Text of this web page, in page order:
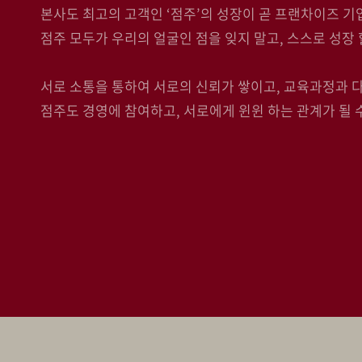
본사도 최고의 고객인 ‘점주’의 성장이 곧 프랜차이즈
점주 모두가 우리의 얼굴인 점을 잊지 말고, 스스로 성
서로 소통을 통하여 서로의 신뢰가 쌓이고, 교육과정과
점주도 경영에 참여하고, 서로에게 윈윈 하는 관계가 될